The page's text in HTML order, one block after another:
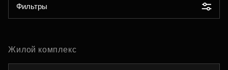
Фильтры
Жилой комплекс